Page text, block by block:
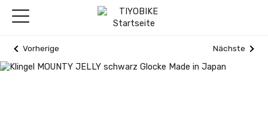
Vorherige Nächste